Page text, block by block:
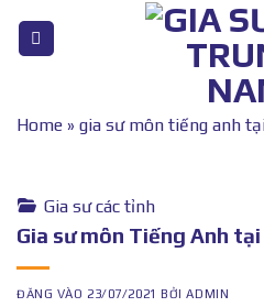
Home » gia sư môn tiếng anh
Gia sư các tỉnh
Gia sư môn Tiếng Anh
ĐĂNG VÀO 23/07/2021 BỞIADMIN